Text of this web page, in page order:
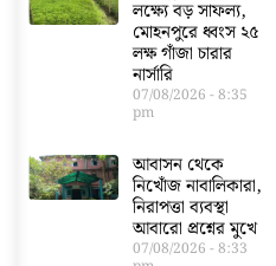
লক্ষ্যে বড় সাফল্য,
মোহনপুরে ধ্বংস ২৫
লক্ষ গাঁজা চারার
নার্সারি
07/08/2026 8:35
pm
আবাসন থেকে
নিখোঁজ নাবালিকারা,
নিরাপত্তা ব্যবস্থা
আবারো প্রশ্নের মুখে
07/08/2026 8:33